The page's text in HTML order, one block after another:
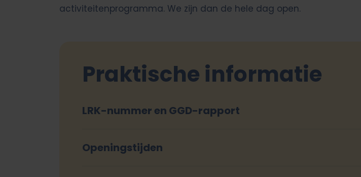
activiteitenprogramma. We zijn dan de hele dag open.
Praktische informatie
LRK-nummer en GGD-rapport
Openingstijden